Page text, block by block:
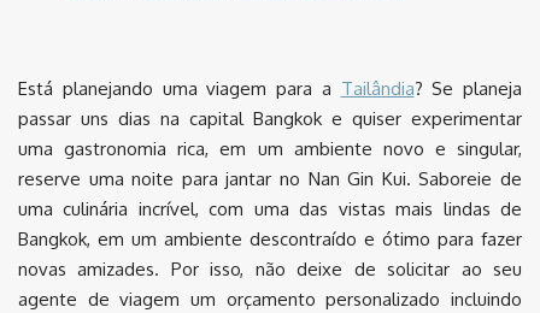
Está planejando uma viagem para a Tailândia? Se planeja
passar uns dias na capital Bangkok e quiser experimentar
uma gastronomia rica, em um ambiente novo e singular,
reserve uma noite para jantar no Nan Gin Kui. Saboreie de
uma culinária incrível, com uma das vistas mais lindas de
Bangkok, em um ambiente descontraído e ótimo para fazer
novas amizades. Por isso, não deixe de solicitar ao seu
agente de viagem um orçamento personalizado incluindo